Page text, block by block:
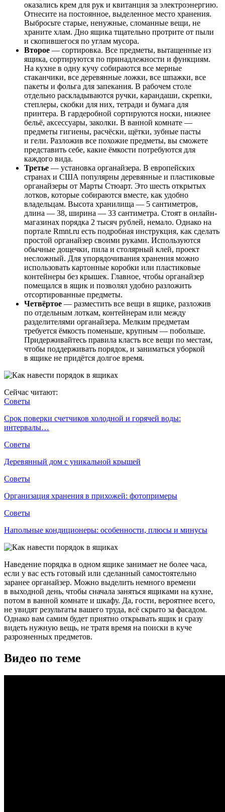
оказались крем для рук и квитанция за электроэнергию.
Отнесите на постоянное, выделенное место хранения.
Выбросьте старые, ненужные, сломанные вещи, не
храните хлам. Дно ящика тщательно протрите от пыли
и скопившегося по углам мусора.
Второе — сортировка. Все предметы, вытащенные из
ящика, сортируются по принадлежности и функциям.
На кухне в одну кучу собираются все мерные
стаканчики, все деревянные ложки, все шпажки, все
пакеты и фольга для запекания. В рабочем столе
отдельно раскладываются ручки, карандаши, скрепки,
степлеры, скобки для них, тетради и бумага для
принтера. В гардеробной сортируются носки, нижнее
бельё, аксессуары, заколки. В ванной комнате —
предметы гигиены, расчёски, щётки, зубные пасты
и гели. Разложив все похожие предметы, вы сможете
представить себе, какие ёмкости потребуются для
каждого вида.
Третье — установка органайзера. В европейских
странах и США популярны деревянные и пластиковые
органайзеры от Марты Стюарт. Это шесть открытых
лотков, которые собираются вместе, как удобно
владельцам. Высота хранилища — 5 сантиметров,
длина — 38, ширина — 33 сантиметра. Стоят в онлайн-
магазинах порядка 2 тысяч рублей, немало. Однако на
портале Rmnt.ru есть подробная инструкция, как сделать
простой органайзер своими руками. Используются
обычные дощечки, пила и столярный клей, проект
несложный. Для упорядочивания хранения можно
использовать картонные коробки или пластиковые
контейнеры без крышек. Главное, чтобы органайзер
помещался в ящик и позволял удобно разложить
отсортированные предметы.
Четвёртое — разместить все вещи в ящике, разложив
по отдельным лоткам, контейнерам или между
разделителями органайзера. Мелким предметам
требуется ёмкость поменьше, крупным — побольше.
Придерживайтесь правила класть все вещи по местам,
чтобы поддерживать порядок, и заниматься уборкой
в ящике не придётся долгое время.
Сейчас читают:
Советы
Срок поверки счетчиков холодной и горячей воды:
интервалы…
Советы
Деревянный дом с уникальной крышей
Советы
Организация хранения в прихожей: фотопримеры
Советы
Напольные кондиционеры: особенности, плюсы и минусы
Наведение порядка в одном ящике занимает не более часа,
если у вас есть готовый или сделанный самостоятельно
заранее органайзер. Можно выделить немного времени
в выходной день, чтобы сначала заняться ящиками на кухне,
потом в ванной комнате и шкафу. Да, гости, вероятнее всего,
не увидят результаты вашего труда, всё скрыто за фасадом.
Однако вам самим будет приятно открывать ящик и сразу
видеть нужную вещь, не тратя время на поиски в куче
разрозненных предметов.
Видео по теме